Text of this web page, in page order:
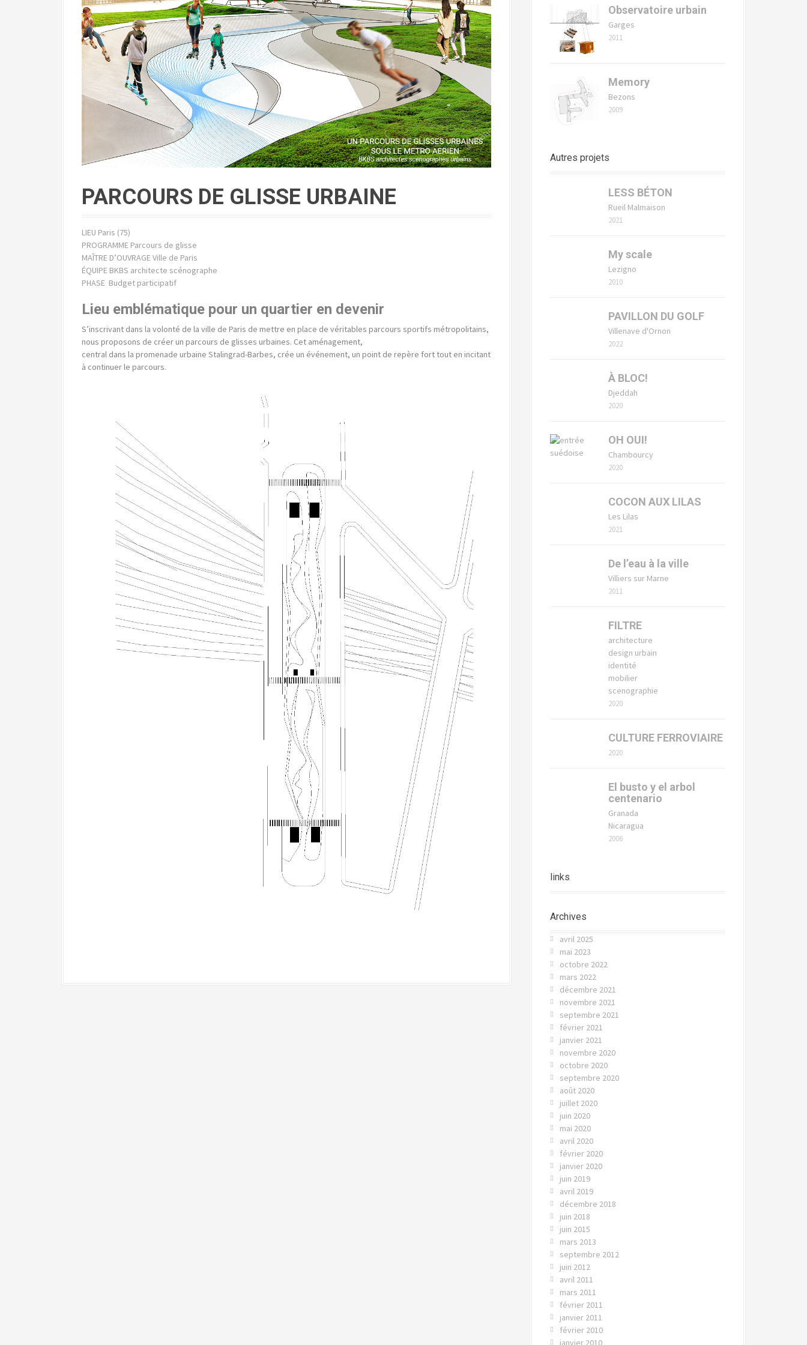
PARCOURS DE GLISSE URBAINE
LIEU Paris (75)
PROGRAMME Parcours de glisse
MAÎTRE D’OUVRAGE Ville de Paris
ÉQUIPE BKBS architecte scénographe
PHASE Budget participatif
Lieu emblématique pour un quartier en devenir
S’inscrivant dans la volonté de la ville de Paris de mettre en place de véritables parcours sportifs métropolitains,
nous proposons de créer un parcours de glisses urbaines. Cet aménagement,
central dans la promenade urbaine Stalingrad-Barbes, crée un événement, un point de repère fort tout en incitant
à continuer le parcours.
Observatoire urbain
Garges
2011
Memory
Bezons
2009
Autres projets
LESS BÉTON
Rueil Malmaison
2021
My scale
Lezigno
2010
PAVILLON DU GOLF
Villenave d'Ornon
2022
À BLOC!
Djeddah
2020
OH OUI!
Chambourcy
2020
COCON AUX LILAS
Les Lilas
2021
De l’eau à la ville
Villiers sur Marne
2011
FILTRE
architecture
design urbain
identité
mobilier
scenographie
2020
CULTURE FERROVIAIRE
2020
El busto y el arbol
centenario
Granada
Nicaragua
2006
links
Archives
avril 2025
mai 2023
octobre 2022
mars 2022
décembre 2021
novembre 2021
septembre 2021
février 2021
janvier 2021
novembre 2020
octobre 2020
septembre 2020
août 2020
juillet 2020
juin 2020
mai 2020
avril 2020
février 2020
janvier 2020
juin 2019
avril 2019
décembre 2018
juin 2018
juin 2015
mars 2013
septembre 2012
juin 2012
avril 2011
mars 2011
février 2011
janvier 2011
février 2010
janvier 2010